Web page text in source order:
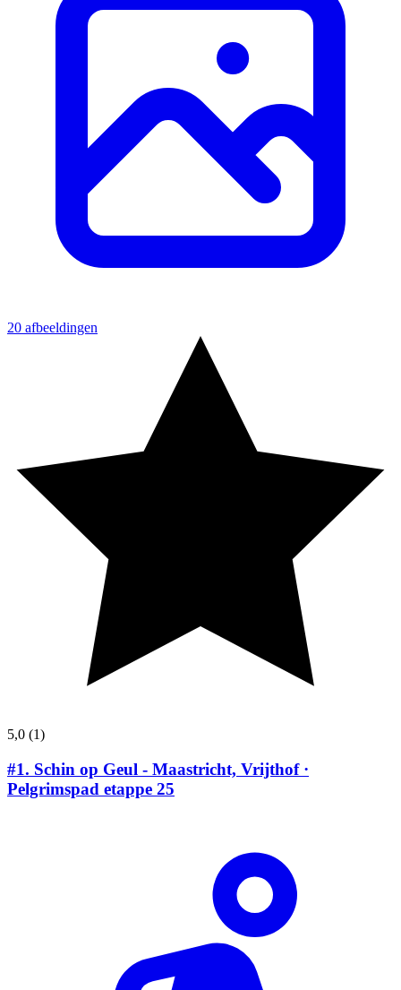
20 afbeeldingen
5,0 (1)
#1. Schin op Geul - Maastricht, Vrijthof ·
Pelgrimspad etappe 25